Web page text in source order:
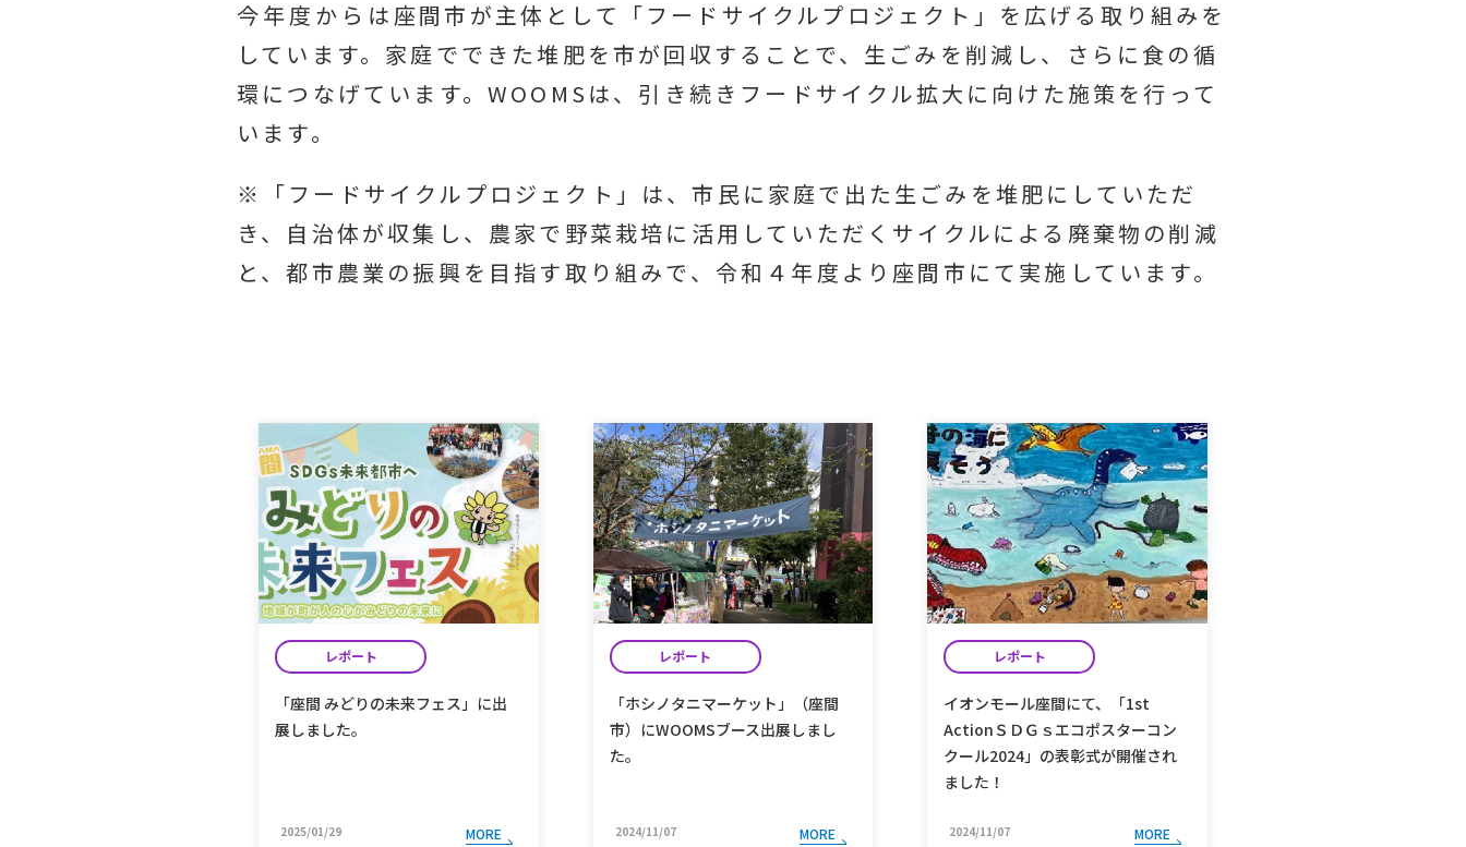
今年度からは 座間市が主体として「フードサイクルプロジェクト」を広げる取り組みを
しています。家庭でできた堆肥を市が回収することで、生ごみを削減し、さらに食の循
環につなげています。WOOMSは、引き続きフードサイクル拡大に向けた施策を行って
います。
※
「フードサイクルプロジェクト」は、市民に家庭で出た生ごみを堆肥にしていただ
き、自治体が収集し、農家で野菜栽培に活用していただくサイクルによる廃棄物の削減
と、都市農業の振興を目指す取り組みで、令和４年度より座間市にて実施しています。
レポート
「座間 みどりの未来フェス」に出
展しました。
2025/01/29 MORE
レポート
「ホシノタニマーケット」（座間
市）にWOOMSブース出展しまし
た。
2024/11/07 MORE
レポート
イオンモール座間にて、「1st
ActionＳＤＧｓエコポスターコン
クール2024」の表彰式が開催され
ました！
2024/11/07 MORE